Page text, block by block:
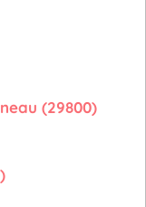
(29800)